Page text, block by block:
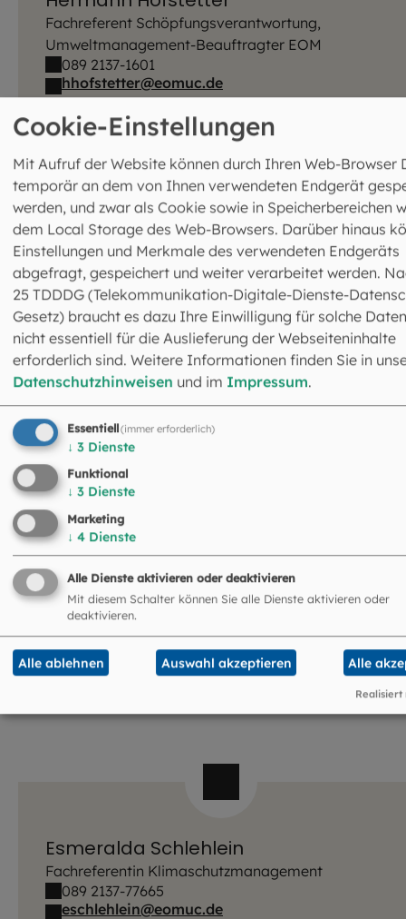
Fachreferent Schöpfungsverantwortung,
Umweltmanagement-Beauftragter EOM
089 2137-1601
hhofstetter@eomuc.de
Isabel Otterbach
Fachreferentin
089 2137-77186
iotterbach@eomuc.de
Judith Eiwan
Fachreferentin Umwelt
089 2137-2580
jeiwan@eomuc.de
Esmeralda Schlehlein
Fachreferentin Klimaschutzmanagement
089 2137-77665
eschlehlein@eomuc.de
Cookie-Einstellungen
Mit Aufruf der Website können durch Ihren Web-Browser
temporär an dem von Ihnen verwendeten Endgerät
werden, und zwar als Cookie sowie in Speicherbereichen
dem Local Storage des Web-Browsers. Darüber hinaus
Einstellungen und Merkmale des verwendeten Endgeräts
abgefragt, gespeichert und weiter verarbeitet werden.
25 TDDDG (Telekommunikation-Digitale-Dienste-
Gesetz) braucht es dazu Ihre Einwilligung für solche
nicht essentiell für die Auslieferung der Webseiteninhalte
erforderlich sind. Weitere Informationen finden Sie in
Datenschutzhinweisen und im Impressum.
Essentiell(immer erforderlich)
↓ 3 Dienste
Funktional
↓ 3 Dienste
Marketing
↓ 4 Dienste
Alle Dienste aktivieren oder deaktivieren
Mit diesem Schalter können Sie alle Dienste aktivieren oder
deaktivieren.
Alle ablehnen Auswahl akzeptieren Alle
Realisiert